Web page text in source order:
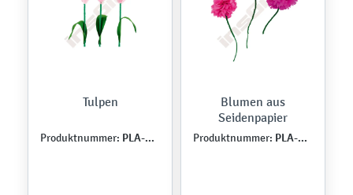
Tulpen
Produktnummer: PLA-WIO-0054
Blumen aus
Seidenpapier
Produktnummer: PLA-WIO-0060